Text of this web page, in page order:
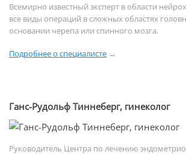
Всемирно известный эксперт в области
все виды операций в сложных областях
основании черепа или спинного мозга.
Подробнее о специалисте →
Ганс-Рудольф Тиннеберг, гинеколог
Руководитель Центра по лечению